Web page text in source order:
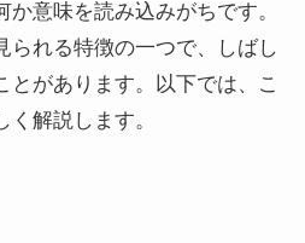
意味を読み込みがちです。
られる特徴の一つで、しばし
とがあります。以下では、こ
解説します。